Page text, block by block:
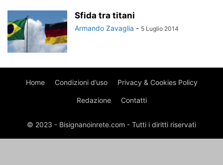
Sfida tra titani
Armando Zavaglia - 5 Luglio 2014
Home Condizioni d’uso Privacy & Cookies Policy
Redazione Contatti
© 2023 - Bisignanoinrete.com - Tutti i diritti riservati